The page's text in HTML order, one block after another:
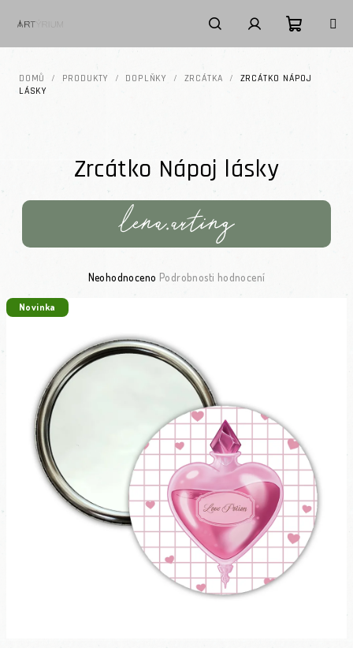
Hledat PřihlášeníNákupní
DOMŮ / PRODUKTY / DOPLŇKY / ZRCÁTKA /
ZRCÁTKO NÁPOJ
LÁSKY
Zrcátko Nápoj lásky
Průměrné hodnocení produktu je 0,0 z 5 hvězdiček.
Neohodnoceno Podrobnosti hodnocení
Novinka